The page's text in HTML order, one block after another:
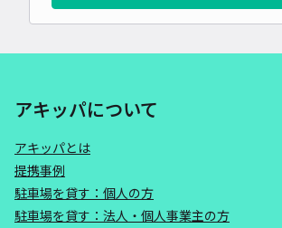
アキッパについて
アキッパとは
提携事例
駐車場を貸す：個人の方
駐車場を貸す：法人・個人事業主の方